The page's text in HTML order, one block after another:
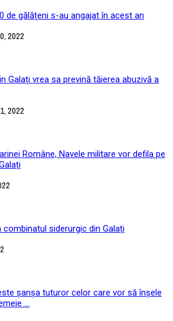
de gălățeni s-au angajat în acest an
2022
Galați vrea sa prevină tăierea abuzivă a
2022
Române, Navele militare vor defila pe
combinatul siderurgic din Galați
șanșa tuturor celor care vor să înșele
...